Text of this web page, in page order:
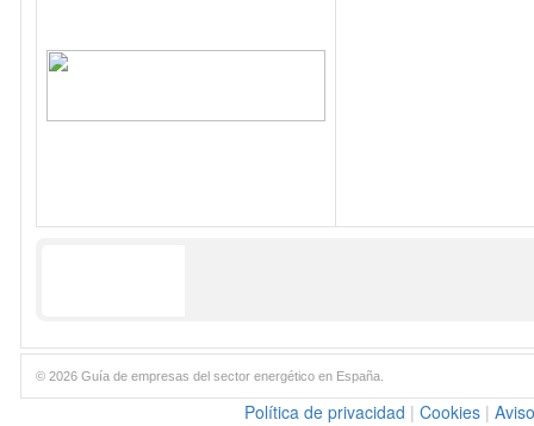
© 2026 Guía de empresas del sector energético en España.
Política de privacidad | Cookies |